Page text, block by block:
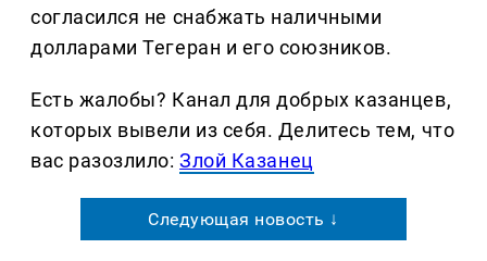
согласился не снабжать наличными
долларами Тегеран и его союзников.
Есть жалобы? Канал для добрых казанцев,
которых вывели из себя. Делитеcь тем, что
вас разозлило:Злой Казанец
Следующая новость ↓